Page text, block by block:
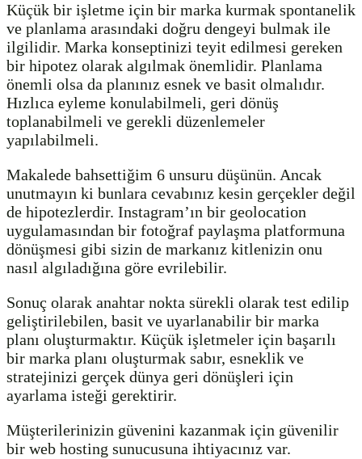
Küçük bir işletme için bir marka kurmak spontanelik
ve planlama arasındaki doğru dengeyi bulmak ile
ilgilidir. Marka konseptinizi teyit edilmesi gereken
bir hipotez olarak algılmak önemlidir. Planlama
önemli olsa da planınız esnek ve basit olmalıdır.
Hızlıca eyleme konulabilmeli, geri dönüş
toplanabilmeli ve gerekli düzenlemeler
yapılabilmeli.
Makalede bahsettiğim 6 unsuru düşünün. Ancak
unutmayın ki bunlara cevabınız kesin gerçekler değil
de hipotezlerdir. Instagram’ın bir geolocation
uygulamasından bir fotoğraf paylaşma platformuna
dönüşmesi gibi sizin de markanız kitlenizin onu
nasıl algıladığına göre evrilebilir.
Sonuç olarak anahtar nokta sürekli olarak test edilip
geliştirilebilen, basit ve uyarlanabilir bir marka
planı oluşturmaktır. Küçük işletmeler için başarılı
bir marka planı oluşturmak sabır, esneklik ve
stratejinizi gerçek dünya geri dönüşleri için
ayarlama isteği gerektirir.
Müşterilerinizin güvenini kazanmak için güvenilir
bir web hosting sunucusuna ihtiyacınız var.